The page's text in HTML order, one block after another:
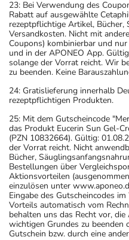
23: Bei Verwendung des
Rabatt auf ausgewählte
rezeptpflichtige Artikel,
Versandkosten. Nicht mit
Coupons) kombinierbar und
und in der APONEO App.
solange der Vorrat reicht. Wir
zu beenden. Keine
24: Gratislieferung innerhalb
rezeptpflichtigen Produkten.
25: Mit dem Gutscheincode
das Produkt Eucerin Sun Gel-
(PZN 10832664). Gültig:
der Vorrat reicht. Nicht
Bücher,
Bestellungen über
Aktionsvorteilen
einzulösen unter
Eingabe des Gutscheincodes
Vorteils automatisch vom
behalten uns das Recht vor,
wichtigen Grundes zu beenden
Gutschein bzw. durch eine